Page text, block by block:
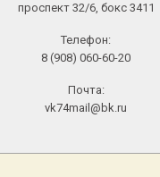
проспект 32/6, бокс 3411
Телефон:
8 (908) 060-60-20
Почта:
vk74mail@bk.ru